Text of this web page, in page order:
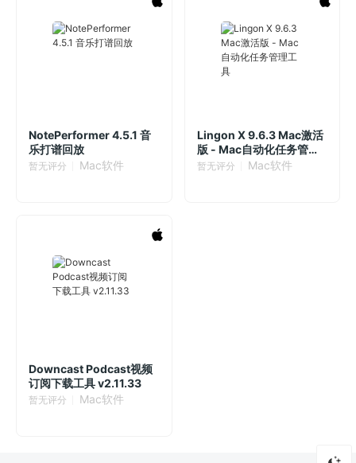
NotePerformer 4.5.1 音
乐打谱回放
暂无评分 Mac软件
Lingon X 9.6.3 Mac激活
版 - Mac自动化任务管理
工具
暂无评分 Mac软件
Downcast Podcast视频
订阅下载工具 v2.11.33
暂无评分 Mac软件